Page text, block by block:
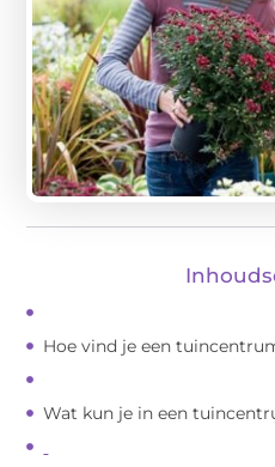
Hoe vind je een
Wat kun je in een